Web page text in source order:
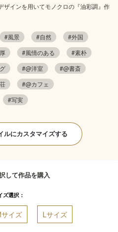
ザインを用いてモノクロの『油彩調』作
#風景 #自然
#外国
#風情のある
#素朴
#@洋室
#@書斎
#@カフェ
#写実
ルにカスタマイズする
して作品を購入
ズ選択：
サイズ Lサイズ